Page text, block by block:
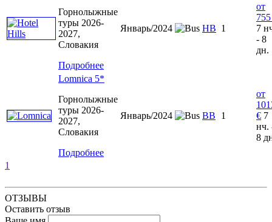
Горнолыжные
туры 2026-
2027,
Словакия
Подробнее
Январь/2024 HB 1
от
7
- 8
дн.
Lomnica 5*
Горнолыжные
туры 2026-
2027,
Словакия
Подробнее
Январь/2024 BB 1
от
€ 7
нч.
8
1
ОТЗЫВЫ
Оставить отзыв